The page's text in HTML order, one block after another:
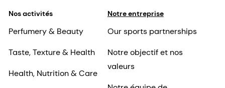
Nos activités
Perfumery & Beauty
Taste, Texture & Health
Health, Nutrition & Care
Notre entreprise
Our sports partnerships
Notre objectif et nos
valeurs